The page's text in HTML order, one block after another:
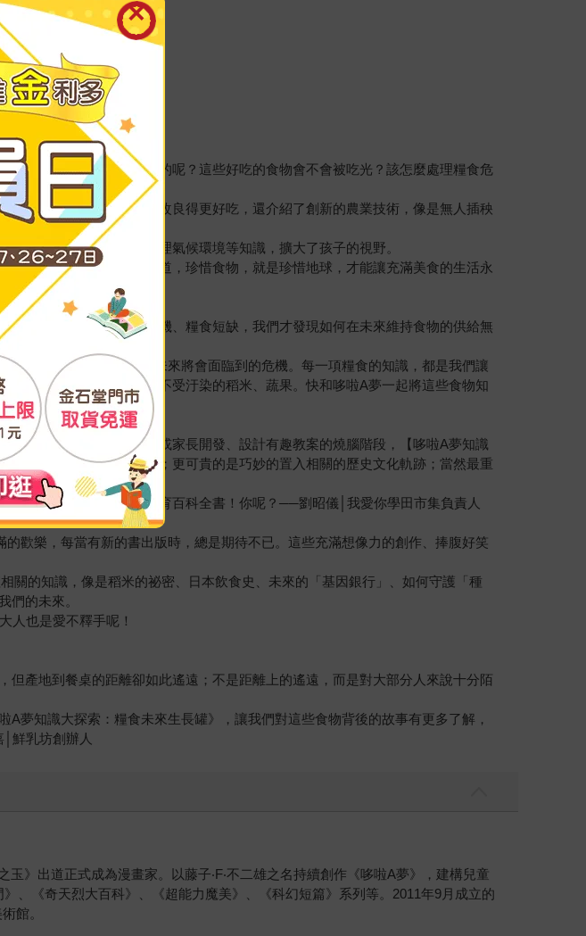
的嗎？原料又是怎麼來的呢？這些好吃的食物會不會被吃光？該怎麼處理糧食危
更多糧食、如何將糧食改良得更好吃，還介紹了創新的農業技術，像是無人插秧
至包括飲食的歷史、地理氣候環境等知識，擴大了孩子的視野。
更重要的是要讓孩子知道，珍惜食物，就是珍惜地球，才能讓充滿美食的生活永
。經歷了近期的蛋蛋危機、糧食短缺，我們才發現如何在未來維持食物的供給無
糧食的祕密，以及思考未來將會面臨到的危機。每一項糧食的知識，都是我們讓
價格實惠的新鮮雞蛋、不受汙染的稻米、蔬果。快和哆啦A夢一起將這些食物知
與節令的知識。在老師或家長開發、設計有趣教案的燒腦階段，【哆啦A夢知識
，智慧輸入永續的未來；更可貴的是巧妙的置入相關的歷史文化軌跡；當然最重
的初衷。這是我的食農教育百科全書！你呢？──劉昭儀│我愛你學田市集負責人
歡樂，每當有新的書出版時，總是期待不已。這些充滿想像力的創作、捧腹好笑
關的知識，像是稻米的祕密、日本飲食史、未來的「基因銀行」、如何守護「種
的未來。
人也是愛不釋手呢！
產地到餐桌的距離卻如此遙遠；不是距離上的遙遠，而是對大部分人來說十分陌
夢知識大探索：糧食未來生長罐》，讓我們對這些食物背後的故事有更多了解，
鮮乳坊創辦人
》出道正式成為漫畫家。以藤子‧F‧不二雄之名持續創作《哆啦A夢》，建構兒童
、《奇天烈大百科》、《超能力魔美》、《科幻短篇》系列等。2011年9月成立的
館。